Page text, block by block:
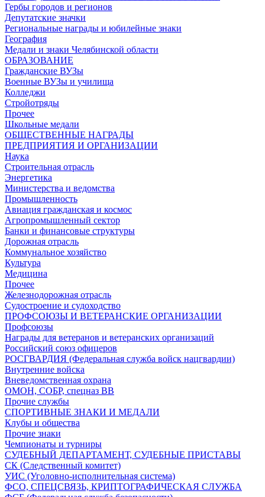
Гербы городов и регионов
Депутатские значки
Региональные награды и юбилейные знаки
География
Медали и знаки Челябинской области
ОБРАЗОВАНИЕ
Гражданские ВУЗы
Военные ВУЗы и училища
Колледжи
Стройотряды
Прочее
Школьные медали
ОБЩЕСТВЕННЫЕ НАГРАДЫ
ПРЕДПРИЯТИЯ И ОРГАНИЗАЦИИ
Наука
Строительная отрасль
Энергетика
Министерства и ведомства
Промышленность
Авиация гражданская и космос
Агропромышленный сектор
Банки и финансовые структуры
Дорожная отрасль
Коммунальное хозяйство
Культура
Медицина
Прочее
Железнодорожная отрасль
Судостроение и судоходство
ПРОФСОЮЗЫ И ВЕТЕРАНСКИЕ ОРГАНИЗАЦИИ
Профсоюзы
Награды для ветеранов и ветеранских организаций
Российский союз офицеров
РОСГВАРДИЯ (Федеральная служба войск нацгвардии)
Внутренние войска
Вневедомственная охрана
ОМОН, СОБР, спецназ ВВ
Прочие службы
СПОРТИВНЫЕ ЗНАКИ И МЕДАЛИ
Клубы и общества
Прочие знаки
Чемпионаты и турниры
СУДЕБНЫЙ ДЕПАРТАМЕНТ, СУДЕБНЫЕ ПРИСТАВЫ
СК (Следственный комитет)
УИС (Уголовно-исполнительная система)
ФСО, СПЕЦСВЯЗЬ, КРИПТОГРАФИЧЕСКАЯ СЛУЖБА